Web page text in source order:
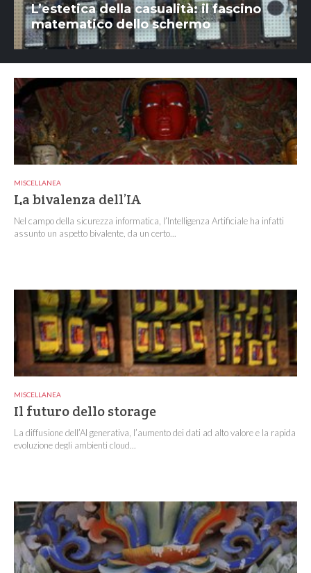
L’estetica della casualità: il fascino
matematico dello schermo
MISCELLANEA
La bivalenza dell’IA
Nel campo della sicurezza informatica, l’Intelligenza Artificiale ha infatti
assunto un aspetto bivalente, da un certo...
MISCELLANEA
Il futuro dello storage
La diffusione dell’AI generativa, l’aumento dei dati ad alto valore e la rapida
evoluzione degli ambienti cloud...